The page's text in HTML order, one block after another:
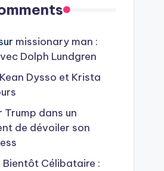
missionary man :
Dolph Lundgren
Kean Dysso et Krista
Trump dans un
de dévoiler son
Bientôt Célibataire :